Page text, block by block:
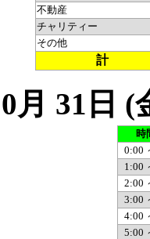
不動産
チャリティー
その他
計
月 31日
時
0:00
1:00
2:00
3:00
4:00
5:00